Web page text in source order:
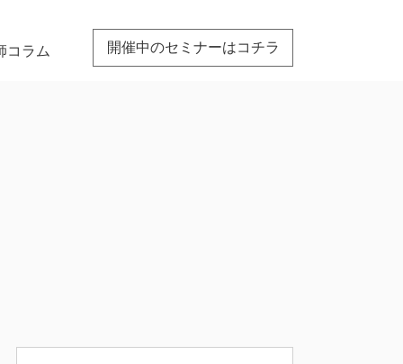
コラム 開催中のセミナーはコチラ